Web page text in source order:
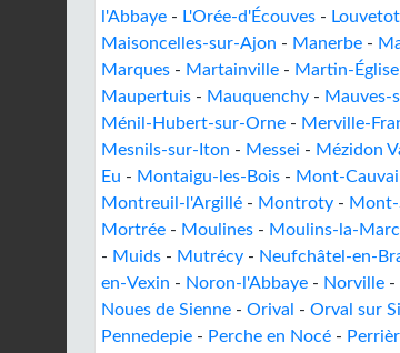
l'Abbaye - L'Orée-d'Écouves - Louvetot
Maisoncelles-sur-Ajon - Manerbe -
Marques - Martainville - Martin-Église
Maupertuis - Mauquenchy - Mauves-
Ménil-Hubert-sur-Orne - Merville-
Mesnils-sur-Iton - Messei - Mézidon
Eu - Montaigu-les-Bois - Mont-
Montreuil-l'Argillé - Montroty -
Mortrée - Moulines - Moulins-la-
- Muids - Mutrécy - Neufchâtel-en-
en-Vexin - Noron-l'Abbaye - Norville -
Noues de Sienne - Orival - Orval sur
Pennedepie - Perche en Nocé -